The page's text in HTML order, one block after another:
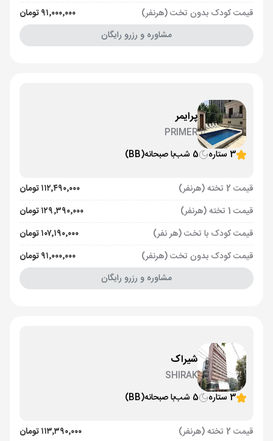
قیمت کودک بدون تخت (هرنفر)
۹۱٬۰۰۰٬۰۰۰ تومان
مشاوره و رزرو رایگان
پرایمر
PRIMER
3 ستاره
5 شب با صبحانه(BB)
قیمت 2 تخته (هرنفر)
۱۱۲٬۴۹۰٬۰۰۰ تومان
قیمت 1 تخته (هرنفر)
۱۲۹٬۳۹۰٬۰۰۰ تومان
قیمت کودک با تخت (هر نفر)
۱۰۷٬۱۹۰٬۰۰۰ تومان
قیمت کودک بدون تخت (هرنفر)
۹۱٬۰۰۰٬۰۰۰ تومان
مشاوره و رزرو رایگان
شیراک
SHIRAK
3 ستاره
5 شب با صبحانه(BB)
قیمت 2 تخته (هرنفر)
۱۱۳٬۳۹۰٬۰۰۰ تومان